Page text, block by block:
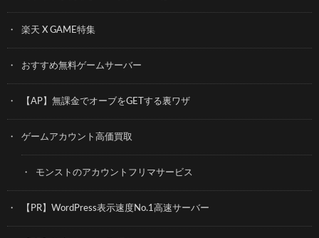
楽天 X GAME特集
おすすめ無料ゲームサーバー
【AP】無課金でオーブをGETする裏ワザ
ゲームアカウント高価買取
モンストのアカウントフリマサービス
【PR】WordPress表示速度No.1高速サーバー